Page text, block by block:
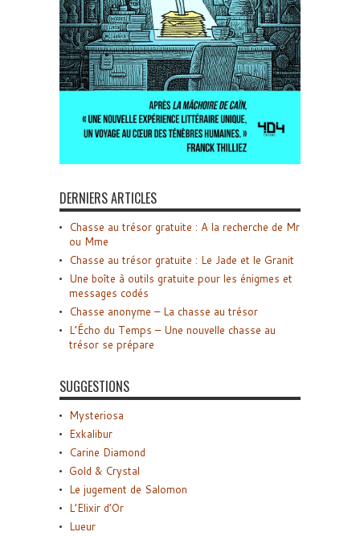
DERNIERS ARTICLES
Chasse au trésor gratuite : A la recherche de Mr
ou Mme
Chasse au trésor gratuite : Le Jade et le Granit
Une boîte à outils gratuite pour les énigmes et
messages codés
Chasse anonyme – La chasse au trésor
L’Écho du Temps – Une nouvelle chasse au
trésor se prépare
SUGGESTIONS
Mysteriosa
Exkalibur
Carine Diamond
Gold & Crystal
Le jugement de Salomon
L’Elixir d’Or
Lueur